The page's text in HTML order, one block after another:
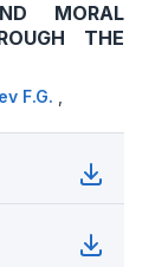
MORAL
THE
F.G.